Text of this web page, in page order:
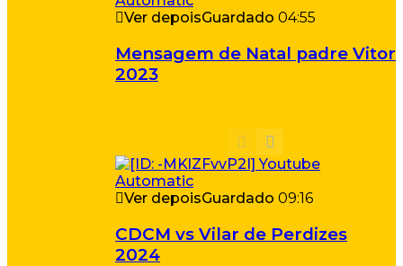
Ver depoisGuardado 04:55
Mensagem de Natal padre Vitor
2023
Ver depoisGuardado 09:16
CDCM vs Vilar de Perdizes
2024